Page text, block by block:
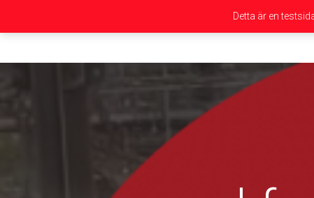
Detta är en